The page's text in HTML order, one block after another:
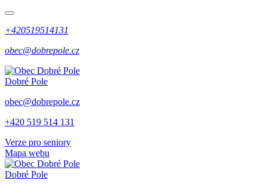
+420519514131
obec@dobrepole.cz
Dobré Pole
obec@dobrepole.cz
+420 519 514 131
Verze pro seniory
Mapa webu
Dobré Pole